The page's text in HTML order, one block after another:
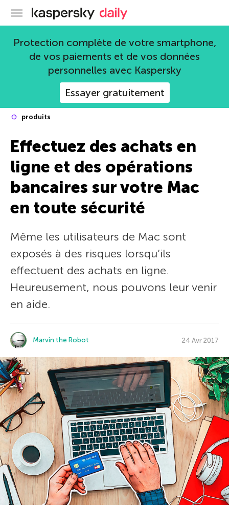
Blog officiel de Kaspersky
Protection complète de votre smartphone,
de vos paiements et de vos données
personnelles avec Kaspersky
Essayer gratuitement
produits
Effectuez des achats en
ligne et des opérations
bancaires sur votre Mac
en toute sécurité
Même les utilisateurs de Mac sont
exposés à des risques lorsqu’ils
effectuent des achats en ligne.
Heureusement, nous pouvons leur venir
en aide.
Marvin the Robot 24 Avr 2017